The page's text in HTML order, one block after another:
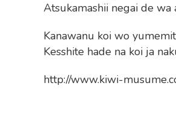
Atsukamashii negai de wa
Kanawanu koi wo
Kesshite hade na koi ja
http://www.kiwi-